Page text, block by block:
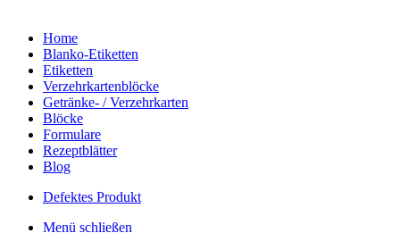
Home
Blanko-Etiketten
Etiketten
Verzehrkartenblöcke
Getränke- / Verzehrkarten
Blöcke
Formulare
Rezeptblätter
Blog
Defektes Produkt
Menü schließen